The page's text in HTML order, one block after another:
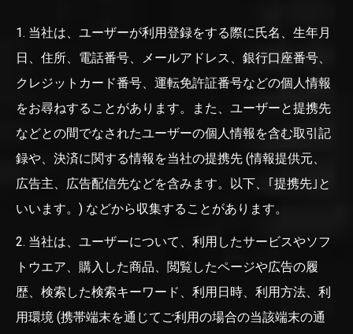
1. 当社は、ユーザーが利用登録をする際に氏名、生年月
日、住所、電話番号、メールアドレス、銀行口座番号、
クレジットカード番号、運転免許証番号などの個人情報
をお尋ねすることがあります。また、ユーザーと提携先
などとの間でなされたユーザーの個人情報を含む取引記
録や、決済に関する情報を当社の提携先 (情報提供元、
広告主、広告配信先などを含みます。以下、｢提携先｣と
いいます。) などから収集することがあります。
2. 当社は、ユーザーについて、利用したサービスやソフ
トウエア、購入した商品、閲覧したページや広告の履
歴、検索した検索キーワード、利用日時、利用方法、利
用環境 (携帯端末を通じてご利用の場合の当該端末の通